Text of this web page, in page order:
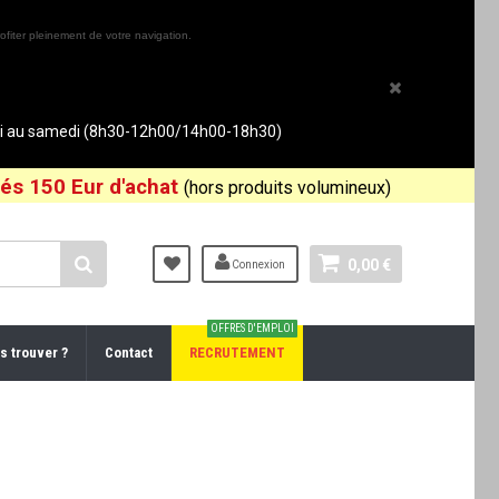
pleinement de votre navigation.
au samedi (8h30-12h00/14h00-18h30)
150 Eur d'achat (hors produits volumineux)
0,00 €
Connexion
trouver ? Contact RECRUTEMENT
OFFRES D'EMPLOI